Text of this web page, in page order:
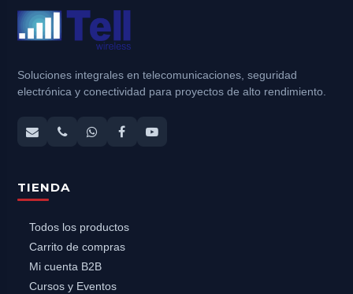
Soluciones integrales en telecomunicaciones, seguridad
electrónica y conectividad para proyectos de alto rendimiento.
TIENDA
Todos los productos
Carrito de compras
Mi cuenta B2B
Cursos y Eventos